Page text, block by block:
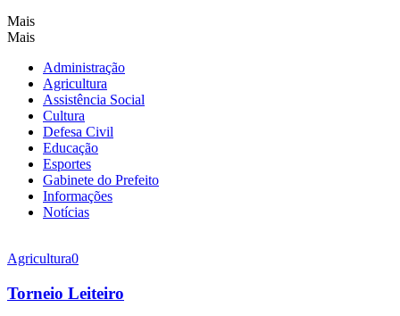
Mais
Mais
Administração
Agricultura
Assistência Social
Cultura
Defesa Civil
Educação
Esportes
Gabinete do Prefeito
Informações
Notícias
Agricultura0
Torneio Leiteiro